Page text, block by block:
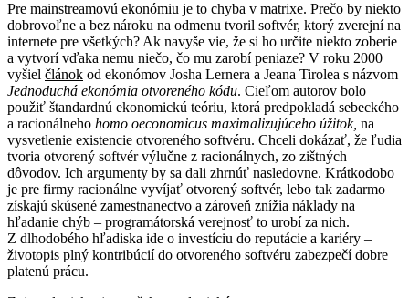
Pre mainstreamovú ekonómiu je to chyba v matrixe. Prečo by niekto
dobrovoľne a bez nároku na odmenu tvoril softvér, ktorý zverejní na
internete pre všetkých? Ak navyše vie, že si ho určite niekto zoberie
a vytvorí vďaka nemu niečo, čo mu zarobí peniaze? V roku 2000
vyšiel článok od ekonómov Josha Lernera a Jeana Tirolea s názvom
Jednoduchá ekonómia otvoreného kódu. Cieľom autorov bolo
použiť štandardnú ekonomickú teóriu, ktorá predpokladá sebeckého
a racionálneho homo oeconomicus maximalizujúceho úžitok, na
vysvetlenie existencie otvoreného softvéru. Chceli dokázať, že ľudia
tvoria otvorený softvér výlučne z racionálnych, zo zištných
dôvodov. Ich argumenty by sa dali zhrnúť nasledovne. Krátkodobo
je pre firmy racionálne vyvíjať otvorený softvér, lebo tak zadarmo
získajú skúsené zamestnanectvo a zároveň znížia náklady na
hľadanie chýb – programátorská verejnosť to urobí za nich.
Z dlhodobého hľadiska ide o investíciu do reputácie a kariéry –
životopis plný kontribúcií do otvoreného softvéru zabezpečí dobre
platenú prácu.